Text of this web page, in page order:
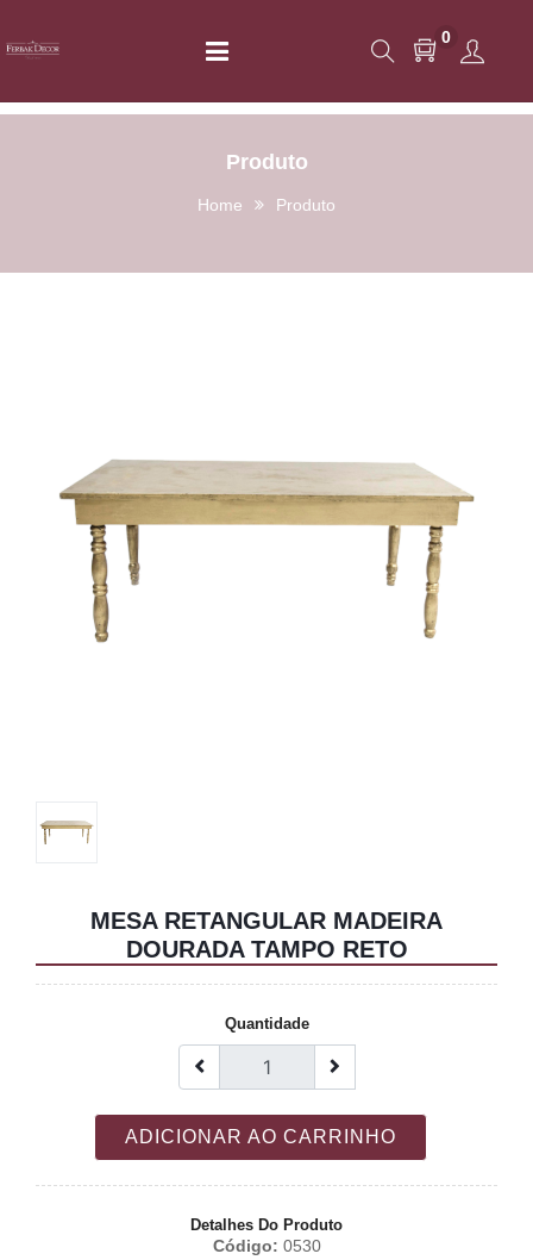
0
Produto
Home Produto
MESA RETANGULAR MADEIRA
DOURADA TAMPO RETO
Quantidade
ADICIONAR AO CARRINHO
Detalhes Do Produto
Código: 0530